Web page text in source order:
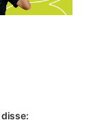
disse: